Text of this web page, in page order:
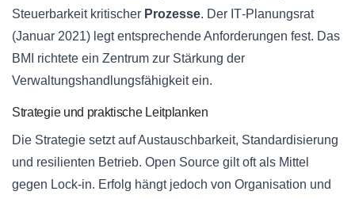
Steuerbarkeit kritischer Prozesse. Der IT‑Planungsrat
(Januar 2021) legt entsprechende Anforderungen fest. Das
BMI richtete ein Zentrum zur Stärkung der
Verwaltungshandlungsfähigkeit ein.
Strategie und praktische Leitplanken
Die Strategie setzt auf Austauschbarkeit, Standardisierung
und resilienten Betrieb. Open Source gilt oft als Mittel
gegen Lock‑in. Erfolg hängt jedoch von Organisation und